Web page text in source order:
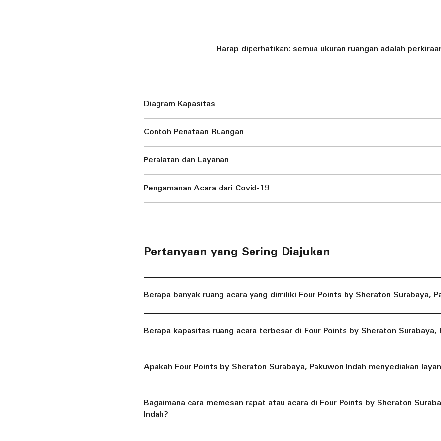
Harap diperhatikan: semua ukuran ruangan adalah
Diagram Kapasitas
Contoh Penataan Ruangan
Peralatan dan Layanan
Pengamanan Acara dari Covid-19
Pertanyaan yang Sering Diajukan
Berapa banyak ruang acara yang dimiliki Four Points by Sheraton Surabaya,
Berapa kapasitas ruang acara terbesar di Four Points by Sheraton Surabaya,
Apakah Four Points by Sheraton Surabaya, Pakuwon Indah menyediakan
Bagaimana cara memesan rapat atau acara di Four Points by Sheraton
Indah?